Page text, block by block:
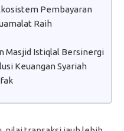
Pembayaran
Raih
Masjid Istiqlal Bersinergi
Keuangan Syariah